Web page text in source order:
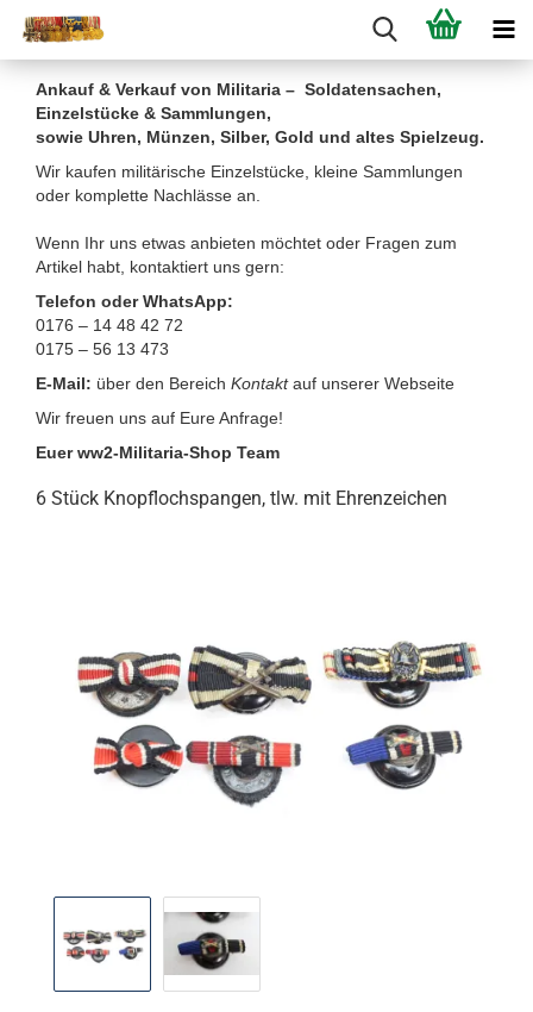
Ankauf & Verkauf von Militaria – Soldatensachen,
Einzelstücke & Sammlungen,
sowie Uhren, Münzen, Silber, Gold und altes Spielzeug.
Wir kaufen militärische Einzelstücke, kleine Sammlungen
oder komplette Nachlässe an.
Wenn Ihr uns etwas anbieten möchtet oder Fragen zum
Artikel habt, kontaktiert uns gern:
Telefon oder WhatsApp:
0176 – 14 48 42 72
0175 – 56 13 473
E-Mail: über den Bereich Kontakt auf unserer Webseite
Wir freuen uns auf Eure Anfrage!
Euer ww2-Militaria-Shop Team
6 Stück Knopflochspangen, tlw. mit Ehrenzeichen